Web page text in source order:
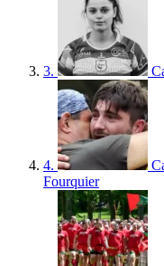
3.
4.
Fourquier